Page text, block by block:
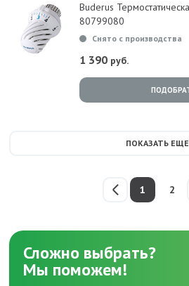
Buderus
80799080
Снято с производства
1 390 руб.
ПОКАЗАТЬ ЕЩЕ
1 2
Сложно выбрать?
Мы поможем!